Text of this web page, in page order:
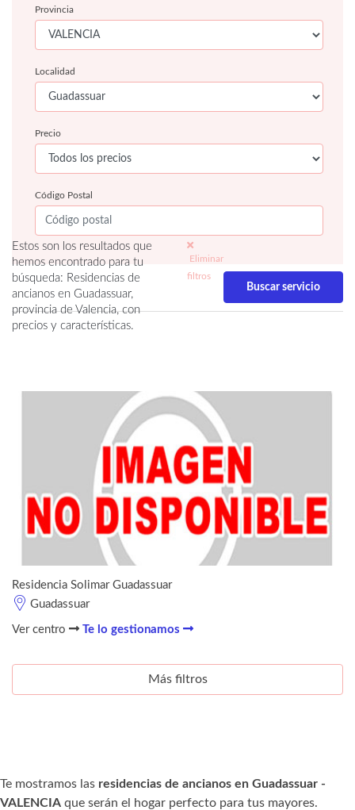
Provincia
Localidad
Precio
Código Postal
Estos son los resultados que
hemos encontrado para tu
búsqueda: Residencias de
ancianos en Guadassuar,
provincia de Valencia, con
precios y características.
Eliminar
filtros
Residencia Solimar Guadassuar
Guadassuar
Ver centro Te lo gestionamos
Más filtros
Te mostramos las residencias de ancianos en Guadassuar -
VALENCIA que serán el hogar perfecto para tus mayores.